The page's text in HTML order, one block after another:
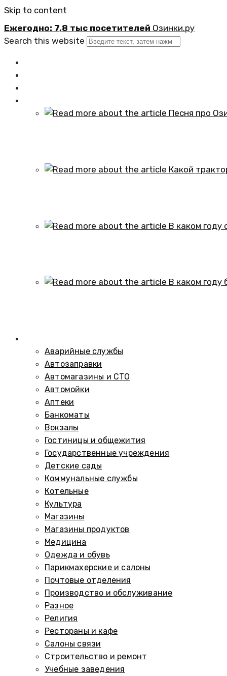
Skip to content
Ежегодно: 7,8 тыс посетителей Озинки.ру
Search this website
Аварийные службы
Автозаправки
Автомагазины и СТО
Автомойки
Аптеки
Банкоматы
Вокзалы
Гостиницы и общежития
Государственные учреждения
Детские сады
Коммунальные службы
Котельные
Культура
Магазины
Магазины продуктов
Медицина
Одежда и обувь
Парикмахерские и салоны
Почтовые отделения
Производство и обслуживание
Разное
Религия
Рестораны и кафе
Салоны связи
Строительство и ремонт
Учебные заведения